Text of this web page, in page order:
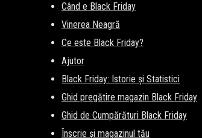
Când e Black Friday
Vinerea Neagră
Ce este Black Friday?
Ajutor
Black Friday: Istorie și Statistici
Ghid pregătire magazin Black Friday
Ghid de Cumpărături Black Friday
Înscrie și magazinul tău